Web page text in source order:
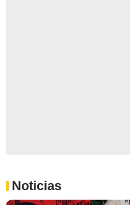
Noticias